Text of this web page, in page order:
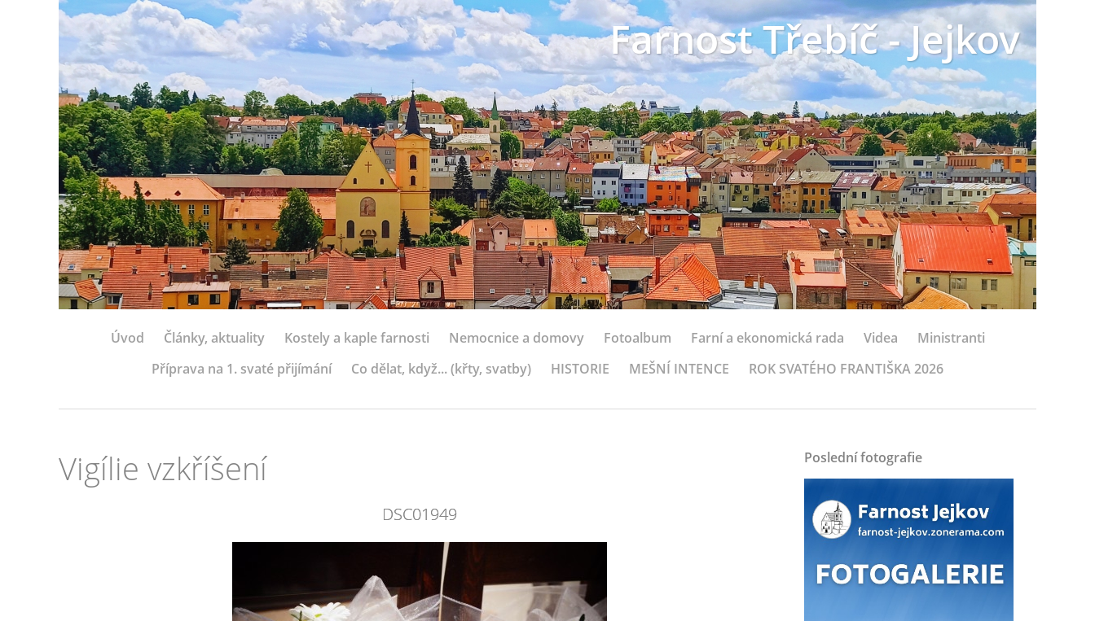
Farnost Třebíč - Jejkov
Úvod Články, aktuality Kostely a kaple farnosti Nemocnice a domovy Fotoalbum Farní a ekonomická rada Videa
Ministranti
Příprava na 1. svaté přijímání
Co dělat, když... (křty, svatby) HISTORIE MEŠNÍ INTENCE ROK SVATÉHO FRANTIŠKA 2026
Vigílie vzkříšení
DSC01949
Poslední fotografie